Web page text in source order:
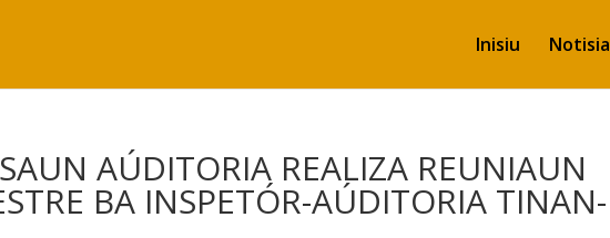
Inisiu Notisia
AÚDITORIA REALIZA REUNIAUN
BA INSPETÓR-AÚDITORIA TINAN-